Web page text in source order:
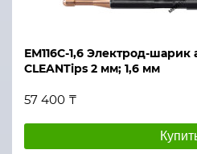
ЕМ116С-1,6 Электрод-
CLEANTips 2 мм; 1,6 мм
57 400 ₸